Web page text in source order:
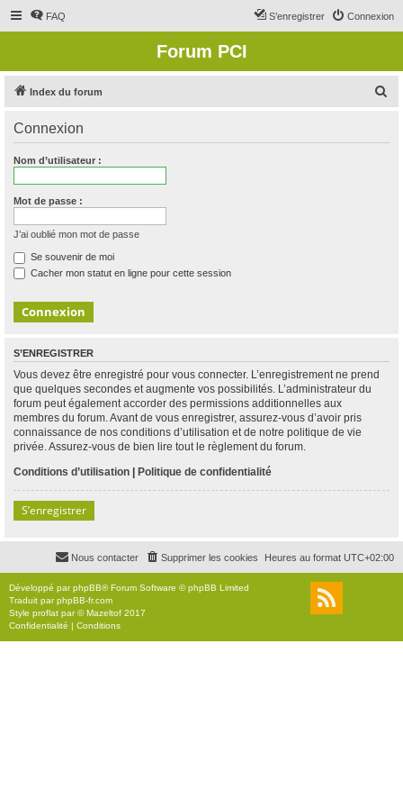
FAQ Connexion
S’enregistrer
Forum PCI
Index du forum
Connexion
Nom d’utilisateur :
Mot de passe :
J’ai oublié mon mot de passe
Se souvenir de moi
Cacher mon statut en ligne pour cette session
S’ENREGISTRER
Vous devez être enregistré pour vous connecter. L’enregistrement ne prend
que quelques secondes et augmente vos possibilités. L’administrateur du
forum peut également accorder des permissions additionnelles aux
membres du forum. Avant de vous enregistrer, assurez-vous d’avoir pris
connaissance de nos conditions d’utilisation et de notre politique de vie
privée. Assurez-vous de bien lire tout le règlement du forum.
Conditions d’utilisation | Politique de confidentialité
S’enregistrer
Heures au format UTC+02:00
Supprimer les cookies
Nous contacter
Développé parphpBB® Forum Software © phpBB Limited
Traduit parphpBB-fr.com
Style proflat par ©Mazeltof 2017
Confidentialité | Conditions